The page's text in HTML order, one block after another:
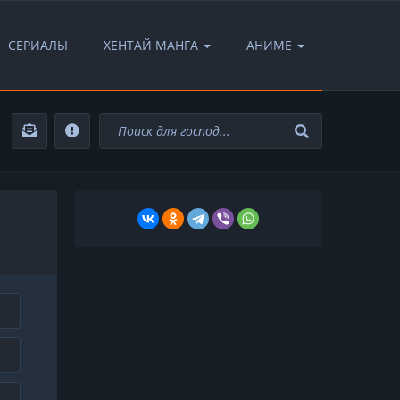
СЕРИАЛЫ ХЕНТАЙ МАНГА АНИМЕ